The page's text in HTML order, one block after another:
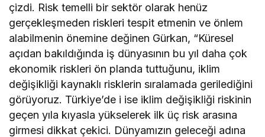
çizdi. Risk temelli bir sektör olarak henüz
gerçekleşmeden riskleri tespit etmenin ve önlem
alabilmenin önemine değinen Gürkan, “Küresel
açıdan bakıldığında iş dünyasının bu yıl daha çok
ekonomik riskleri ön planda tuttuğunu, iklim
değişikliği kaynaklı risklerin sıralamada gerilediğini
görüyoruz. Türkiye’de i ise iklim değişikliği riskinin
geçen yıla kıyasla yükselerek ilk üç risk arasına
girmesi dikkat çekici. Dünyamızın geleceği adına